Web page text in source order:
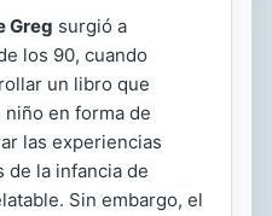
Greg surgió a
los 90, cuando
un libro que
en forma de
las experiencias
de la infancia de
Sin embargo, el